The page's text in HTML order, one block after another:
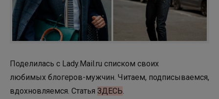
Поделилась с Lady.Mail.ru списком своих
любимых блогеров-мужчин. Читаем, подписываемся,
вдохновляемся. Статья ЗДЕСЬ